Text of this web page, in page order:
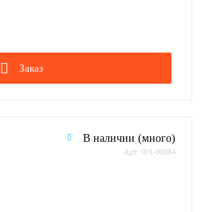
Заказ
В наличии (много)
Арт: 001-00084